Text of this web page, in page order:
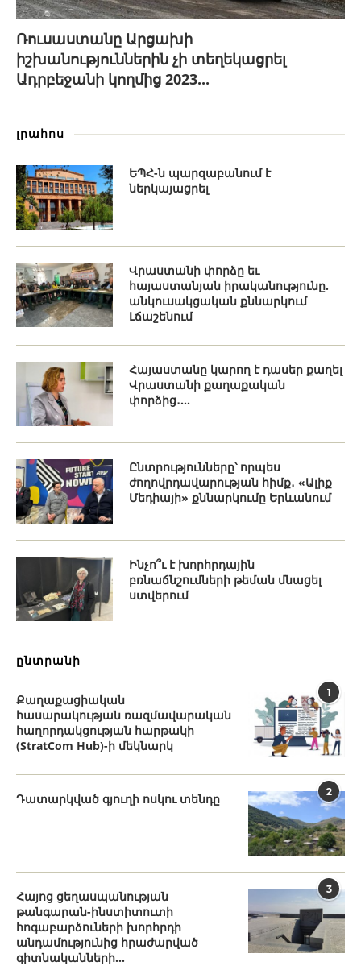
Ռուսաստանը Արցախի
իշխանություններին չի տեղեկացրել
Ադրբեջանի կողմից 2023...
լրահոս
ԵՊՀ-ն պարզաբանում է
ներկայացրել
Վրաստանի փորձը եւ
հայաստանյան իրականությունը.
անկուսակցական քննարկում
Լճաշենում
Հայաստանը կարող է դասեր քաղել
Վրաստանի քաղաքական
փորձից․...
Ընտրությունները՝ որպես
ժողովրդավարության հիմք․ «Ալիք
Մեդիայի» քննարկումը Երևանում
Ինչո՞ւ է խորհրդային
բռնաճնշումների թեման մնացել
ստվերում
ընտրանի
1
Քաղաքացիական
հասարակության ռազմավարական
հաղորդակցության հարթակի
(StratCom Hub)-ի մեկնարկ
2
Դատարկված գյուղի ոսկու տենդը
3
Հայոց ցեղասպանության
թանգարան-ինստիտուտի
հոգաբարձուների խորհրդի
անդամությունից հրաժարված
գիտնականների...